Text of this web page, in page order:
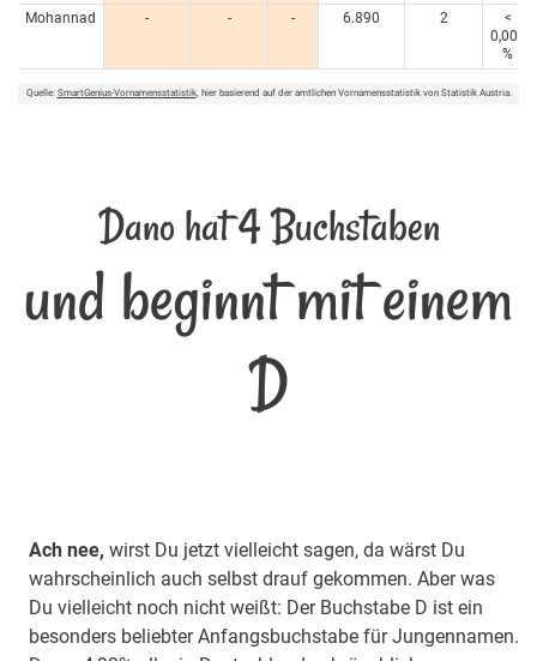
Mohannad
- - - 6.890 2
<
0,005
%
Quelle: SmartGenius-Vornamensstatistik, hier basierend auf der amtlichen Vornamensstatistik von Statistik Austria.
Dano hat 4 Buchstaben
und beginnt mit einem
D
Ach nee, wirst Du jetzt vielleicht sagen, da wärst Du
wahrscheinlich auch selbst drauf gekommen. Aber was
Du vielleicht noch nicht weißt: Der Buchstabe D ist ein
besonders beliebter Anfangsbuchstabe für Jungennamen.